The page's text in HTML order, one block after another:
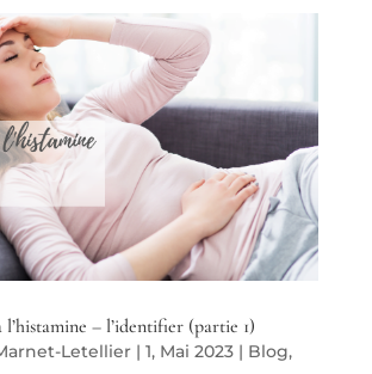
l’histamine – l’identifier (partie 1)
Letellier| 1, Mai 2023| Blog,